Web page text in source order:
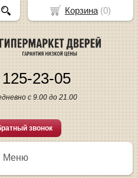
23-05
с 9.00 до 21.00
звонок
Меню
Корзина(0)